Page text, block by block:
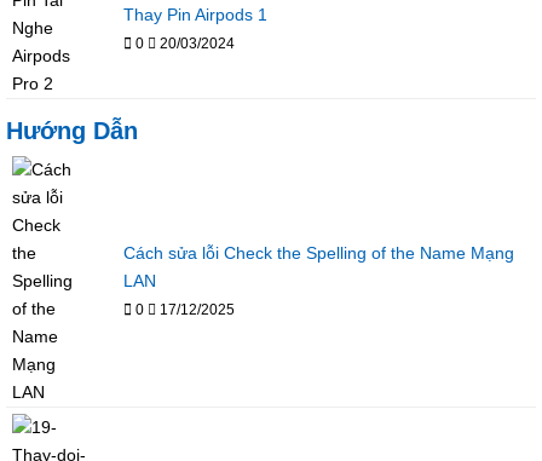
Thay Pin Airpods 1
0 20/03/2024
Hướng Dẫn
Cách sửa lỗi Check the Spelling of the Name Mạng
LAN
0 17/12/2025